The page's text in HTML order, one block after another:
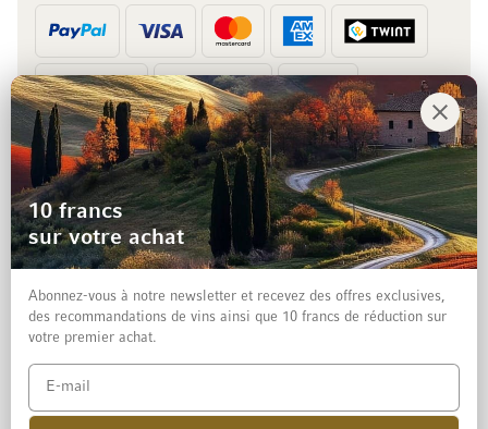
Prépaiement Facture
Protection des données et clause de non-responsabilité
10 francs
sur votre achat
Abonnez-vous à notre newsletter et recevez des offres exclusives,
des recommandations de vins ainsi que 10 francs de réduction sur
votre premier achat.